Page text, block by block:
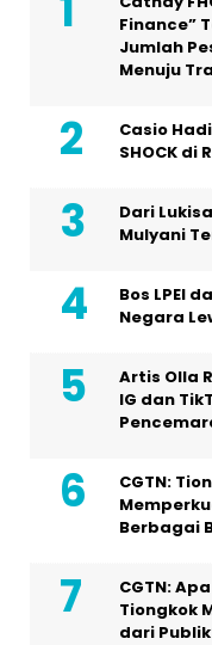
Finance”
Jumlah
Menuju
Casio
SHOCK di
Dari
Mulyani
Bos LPEI
Negara
Artis Olla
IG dan
CGTN:
Berbagai
CGTN:
Tiongkok
dari